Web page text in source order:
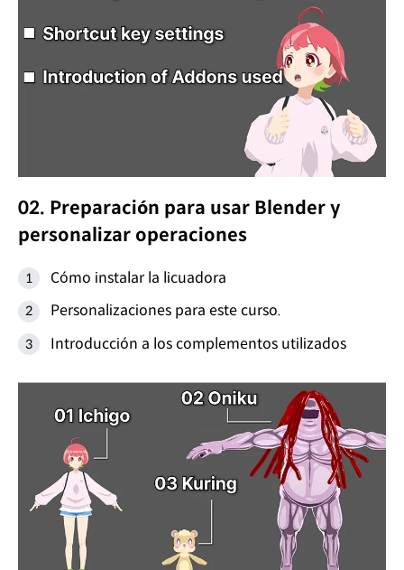
02. Preparación para usar Blender y
personalizar operaciones
Cómo instalar la licuadora
Personalizaciones para este curso.
Introducción a los complementos utilizados